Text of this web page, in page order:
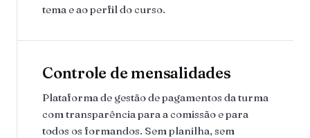
tema e ao perfil do curso.
Controle de mensalidades
Plataforma de gestão de pagamentos da turma
com transparência para a comissão e para
todos os formandos. Sem planilha, sem